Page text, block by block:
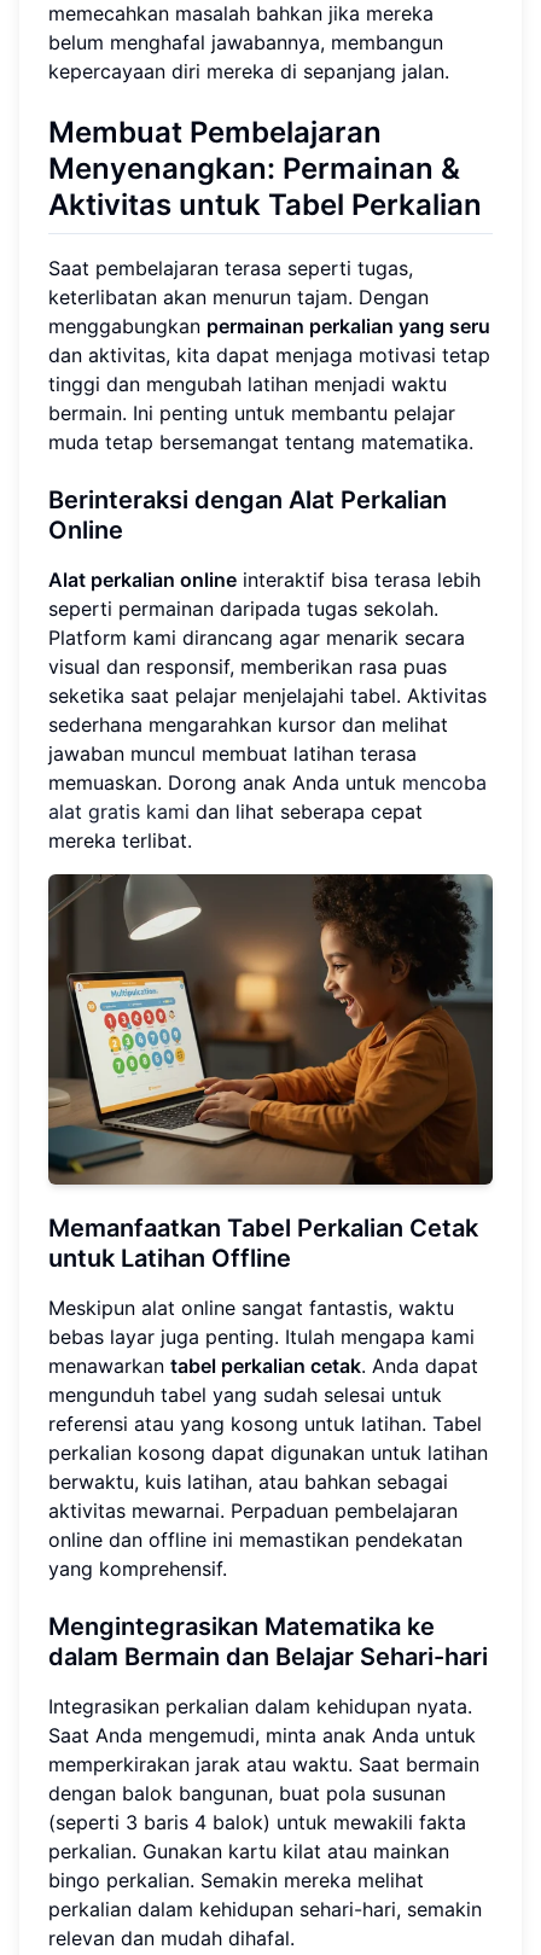
memecahkan masalah bahkan jika mereka
belum menghafal jawabannya, membangun
kepercayaan diri mereka di sepanjang jalan.
Membuat Pembelajaran
Menyenangkan: Permainan &
Aktivitas untuk Tabel Perkalian
Saat pembelajaran terasa seperti tugas,
keterlibatan akan menurun tajam. Dengan
menggabungkan permainan perkalian yang seru
dan aktivitas, kita dapat menjaga motivasi tetap
tinggi dan mengubah latihan menjadi waktu
bermain. Ini penting untuk membantu pelajar
muda tetap bersemangat tentang matematika.
Berinteraksi dengan Alat Perkalian
Online
Alat perkalian online interaktif bisa terasa lebih
seperti permainan daripada tugas sekolah.
Platform kami dirancang agar menarik secara
visual dan responsif, memberikan rasa puas
seketika saat pelajar menjelajahi tabel. Aktivitas
sederhana mengarahkan kursor dan melihat
jawaban muncul membuat latihan terasa
memuaskan. Dorong anak Anda untuk mencoba
alat gratis kami dan lihat seberapa cepat
mereka terlibat.
Memanfaatkan Tabel Perkalian Cetak
untuk Latihan Offline
Meskipun alat online sangat fantastis, waktu
bebas layar juga penting. Itulah mengapa kami
menawarkan tabel perkalian cetak. Anda dapat
mengunduh tabel yang sudah selesai untuk
referensi atau yang kosong untuk latihan. Tabel
perkalian kosong dapat digunakan untuk latihan
berwaktu, kuis latihan, atau bahkan sebagai
aktivitas mewarnai. Perpaduan pembelajaran
online dan offline ini memastikan pendekatan
yang komprehensif.
Mengintegrasikan Matematika ke
dalam Bermain dan Belajar Sehari-hari
Integrasikan perkalian dalam kehidupan nyata.
Saat Anda mengemudi, minta anak Anda untuk
memperkirakan jarak atau waktu. Saat bermain
dengan balok bangunan, buat pola susunan
(seperti 3 baris 4 balok) untuk mewakili fakta
perkalian. Gunakan kartu kilat atau mainkan
bingo perkalian. Semakin mereka melihat
perkalian dalam kehidupan sehari-hari, semakin
relevan dan mudah dihafal.